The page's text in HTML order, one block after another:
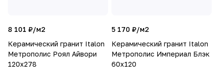
8 101 ₽/м2
Керамический гранит Italon
Метрополис Роял Айвори
120х278
5 170 ₽/м2
Керамический гранит Italon
Метрополис Империал Блэк
60х120